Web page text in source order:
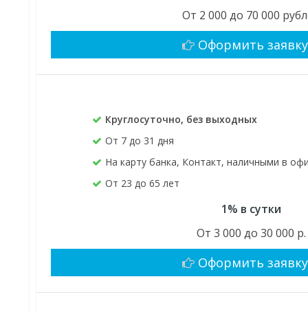
От 2 000 до 70 000
Оформить заявку
Круглосуточно, без выходных
От 7 до 31 дня
На карту банка, Контакт, наличными в
От 23 до 65 лет
1% в сутки
От 3 000 до 30 000 р.
Оформить заявку